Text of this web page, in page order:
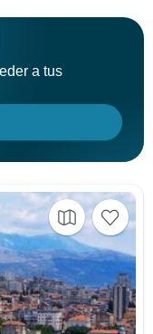
a tus